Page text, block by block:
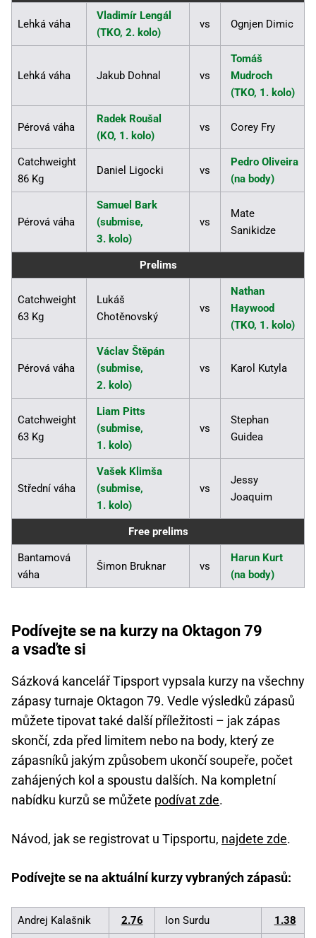
Lehká váha
Vladimír Lengál
(TKO, 2. kolo)
vs Ognjen Dimic
Lehká váha Jakub Dohnal vs
Tomáš
Mudroch
(TKO, 1. kolo)
Pérová váha
Radek Roušal
(KO, 1. kolo)
vs Corey Fry
Catchweight
86 Kg
Daniel Ligocki vs
Pedro Oliveira
(na body)
Pérová váha
Samuel Bark
(submise,
3. kolo)
vs
Mate
Sanikidze
Prelims
Catchweight
63 Kg
Lukáš
Chotěnovský
vs
Nathan
Haywood
(TKO, 1. kolo)
Pérová váha
Václav Štěpán
(submise,
2. kolo)
vs Karol Kutyla
Catchweight
63 Kg
Liam Pitts
(submise,
1. kolo)
vs
Stephan
Guidea
Střední váha
Vašek Klimša
(submise,
1. kolo)
vs
Jessy
Joaquim
Free prelims
Bantamová
váha
Šimon Bruknar vs
Harun Kurt
(na body)
Podívejte se na kurzy na Oktagon 79
a vsaďte si
Sázková kancelář Tipsport vypsala kurzy na všechny
zápasy turnaje Oktagon 79. Vedle výsledků zápasů
můžete tipovat také další příležitosti – jak zápas
skončí, zda před limitem nebo na body, který ze
zápasníků jakým způsobem ukončí soupeře, počet
zahájených kol a spoustu dalších. Na kompletní
nabídku kurzů se můžete podívat zde.
Návod, jak se registrovat u Tipsportu, najdete zde.
Podívejte se na aktuální kurzy vybraných zápasů:
Andrej Kalašnik 2.76 Ion Surdu 1.38